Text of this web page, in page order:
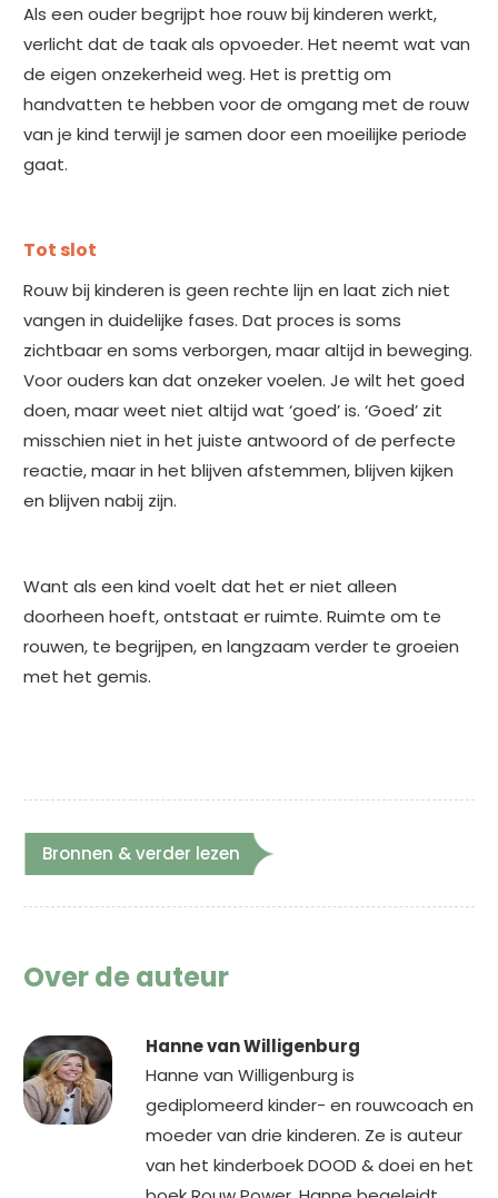
Als een ouder begrijpt hoe rouw bij kinderen werkt,
verlicht dat de taak als opvoeder. Het neemt wat van
de eigen onzekerheid weg. Het is prettig om
handvatten te hebben voor de omgang met de rouw
van je kind terwijl je samen door een moeilijke periode
gaat.
Tot slot
Rouw bij kinderen is geen rechte lijn en laat zich niet
vangen in duidelijke fases. Dat proces is soms
zichtbaar en soms verborgen, maar altijd in beweging.
Voor ouders kan dat onzeker voelen. Je wilt het goed
doen, maar weet niet altijd wat ‘goed’ is. ‘Goed’ zit
misschien niet in het juiste antwoord of de perfecte
reactie, maar in het blijven afstemmen, blijven kijken
en blijven nabij zijn.
Want als een kind voelt dat het er niet alleen
doorheen hoeft, ontstaat er ruimte. Ruimte om te
rouwen, te begrijpen, en langzaam verder te groeien
met het gemis.
Bronnen & verder lezen
Over de auteur
Hanne van Willigenburg
Hanne van Willigenburg is
gediplomeerd kinder- en rouwcoach en
moeder van drie kinderen. Ze is auteur
van het kinderboek DOOD & doei en het